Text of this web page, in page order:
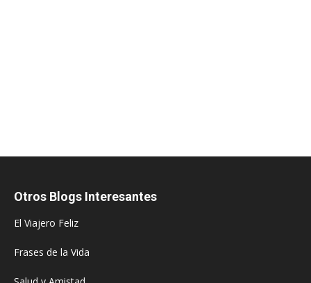
Otros Blogs Interesantes
El Viajero Feliz
Frases de la Vida